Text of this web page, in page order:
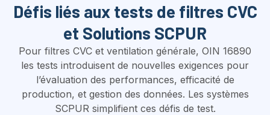
Défis liés aux tests de filtres CVC
et Solutions SCPUR
Pour filtres CVC et ventilation générale, OIN 16890
les tests introduisent de nouvelles exigences pour
l’évaluation des performances, efficacité de
production, et gestion des données. Les systèmes
SCPUR simplifient ces défis de test.